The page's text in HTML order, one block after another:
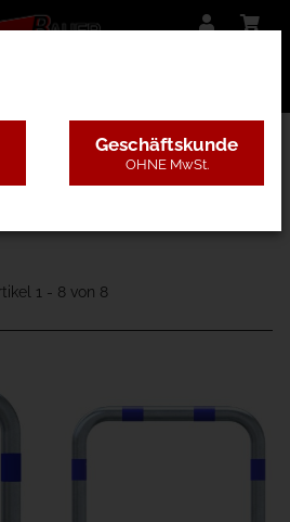
Bügel
1 - 8 von 8
Geschäftskunde
OHNE MwSt.